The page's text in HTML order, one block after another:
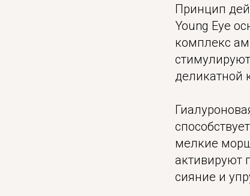
Принцип
Young Eye
комплекс
деликатной
мелкие
активируют
сияние и